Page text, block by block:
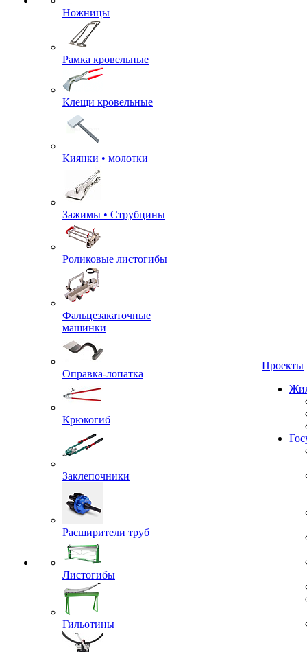
Ножницы
Рамка кровельные
Клещи кровельные
Киянки • молотки
Зажимы • Струбцины
Роликовые листогибы
Фальцезакаточные
машинки
Оправка-лопатка
Крюкогиб
Заклепочники
Расширители труб
Листогибы
Гильотины